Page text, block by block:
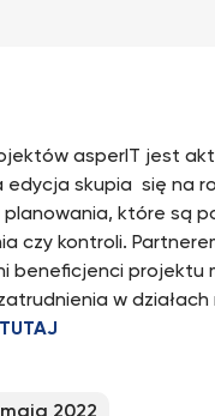
asperIT jest
edycja skupia się na
planowania, które są
czy kontroli.
beneficjenci projektu
w
TUTAJ